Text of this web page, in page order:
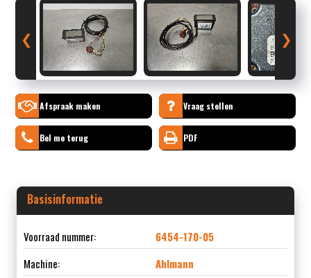
❮ ❯
Afspraak maken Vraag stellen
Bel me terug PDF
Basisinformatie
Voorraad nummer:
6454-170-05
Machine:
Ahlmann